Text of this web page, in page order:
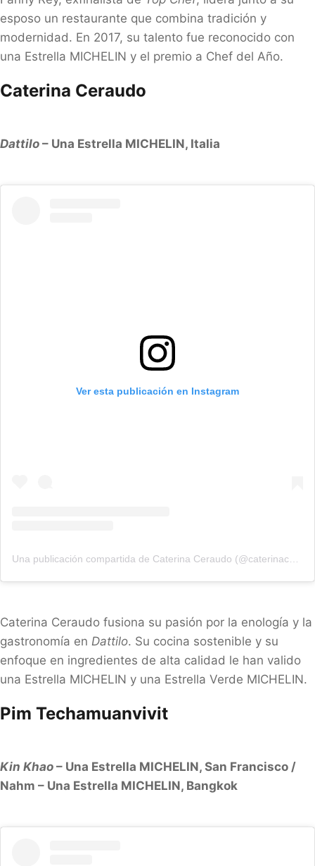
esposo un restaurante que combina tradición y
modernidad. En 2017, su talento fue reconocido con
una Estrella MICHELIN y el premio a Chef del Año.
Caterina Ceraudo
Dattilo – Una Estrella MICHELIN, Italia
Ver esta publicación en Instagram
Caterina Ceraudo fusiona su pasión por la enología y la
gastronomía en Dattilo. Su cocina sostenible y su
enfoque en ingredientes de alta calidad le han valido
una Estrella MICHELIN y una Estrella Verde MICHELIN.
Pim Techamuanvivit
Kin Khao – Una Estrella MICHELIN, San Francisco /
Nahm – Una Estrella MICHELIN, Bangkok